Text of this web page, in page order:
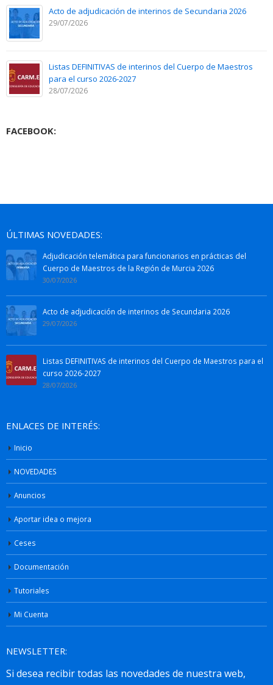
Acto de adjudicación de interinos de Secundaria 2026
29/07/2026
Listas DEFINITIVAS de interinos del Cuerpo de Maestros
para el curso 2026-2027
28/07/2026
FACEBOOK:
ÚLTIMAS NOVEDADES:
Adjudicación telemática para funcionarios en prácticas del
Cuerpo de Maestros de la Región de Murcia 2026
30/07/2026
Acto de adjudicación de interinos de Secundaria 2026
29/07/2026
Listas DEFINITIVAS de interinos del Cuerpo de Maestros para el
curso 2026-2027
28/07/2026
ENLACES DE INTERÉS:
Inicio
NOVEDADES
Anuncios
Aportar idea o mejora
Ceses
Documentación
Tutoriales
Mi Cuenta
NEWSLETTER: